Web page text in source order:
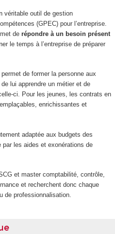
véritable outil de gestion
(GPEC) pour l’entreprise.
de répondre à un besoin présent
le temps à l’entreprise de préparer
permet de former la personne aux
lui apprendre un métier et de
ci. Pour les jeunes, les contrats en
enrichissantes et
adaptée aux budgets des
les aides et exonérations de
et master comptabilité, contrôle,
et recherchent donc chaque
de professionnalisation.